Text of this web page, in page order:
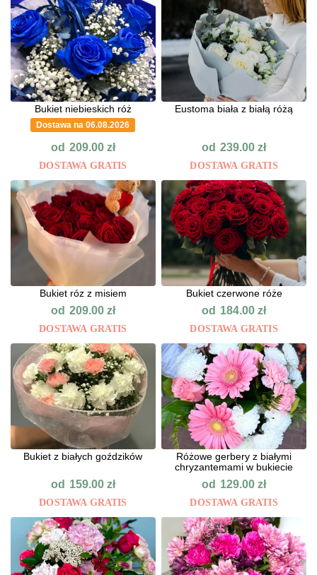
Bukiet niebieskich róż
Dostawa na 06.08.2026
od 209.00 zł
DOSTAWA GRATIS
Eustoma biała z białą różą
od 239.00zł
DOSTAWA GRATIS
Bukiet róz z misiem
od 209.00 zł
DOSTAWA GRATIS
Bukiet czerwone róże
od 184.00zł
DOSTAWA GRATIS
Bukiet z białych goździków
od 159.00 zł
DOSTAWA GRATIS
Różowe gerbery z białymi
chryzantemami w bukiecie
od 129.00zł
DOSTAWA GRATIS